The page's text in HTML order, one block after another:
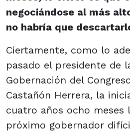
negociándose al más
no habría que
Ciertamente, como lo
pasado el presidente de
Gobernación del
Castañón Herrera, la
cuatro años ocho meses
próximo gobernador